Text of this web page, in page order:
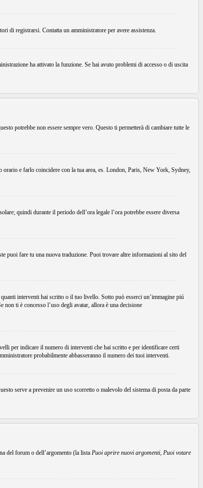
di registrarsi. Contatta un amministratore per avere assistenza.
ha attivato la funzione. Se hai avuto problemi di accesso o di uscita
potrebbe non essere sempre vero. Questo ti permetterà di cambiare tutte le
e farlo coincidere con la tua area, es. London, Paris, New York, Sydney,
quindi durante il periodo dell’ora legale l’ora potrebbe essere diversa
puoi fare tu una nuova traduzione. Puoi trovare altre informazioni al sito del
interventi hai scritto o il tuo livello. Sotto può esserci un’immagine piú
non ti è concesso l’uso degli avatar, allora è una decisione
per indicare il numero di interventi che hai scritto e per identificare certi
probabilmente abbasseranno il numero dei tuoi interventi.
serve a prevenire un uso scorretto o malevolo del sistema di posta da parte
del forum o dell’argomento (la lista Puoi aprire nuovi argomenti, Puoi votare